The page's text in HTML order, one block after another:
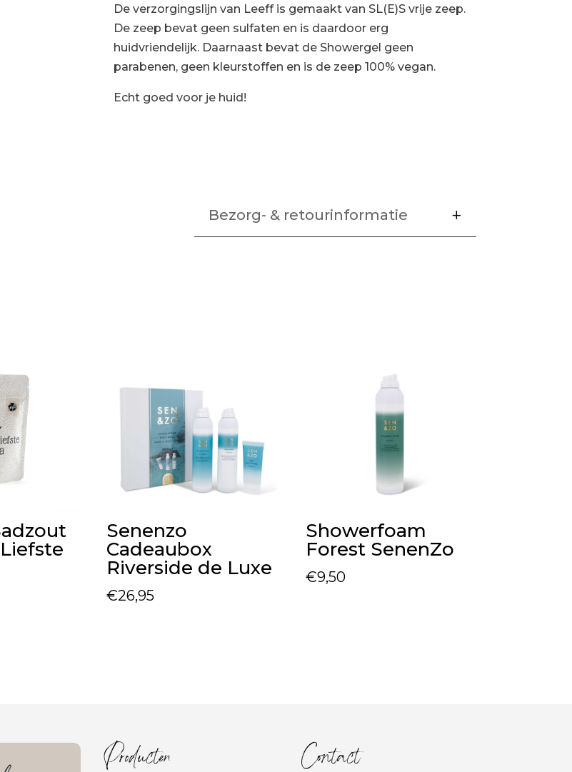
De verzorgingslijn van Leeff is gemaakt van SL(E)S vrije zeep.
De zeep bevat geen sulfaten en is daardoor erg
huidvriendelijk. Daarnaast bevat de Showergel geen
parabenen, geen kleurstoffen en is de zeep 100% vegan.
Echt goed voor je huid!
Bezorg- & retourinformatie
Senenzo
Cadeaubox
Riverside de Luxe
€26,95
Showerfoam
Forest SenenZo
€9,50
Producten Contact